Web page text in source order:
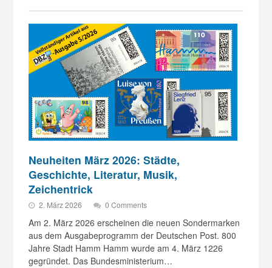
Neuheiten März 2026: Städte,
Geschichte, Literatur, Musik,
Zeichentrick
2. März 2026 0 Comments
Am 2. März 2026 erscheinen die neuen Sondermarken
aus dem Ausgabeprogramm der Deutschen Post. 800
Jahre Stadt Hamm Hamm wurde am 4. März 1226
gegründet. Das Bundesministerium…